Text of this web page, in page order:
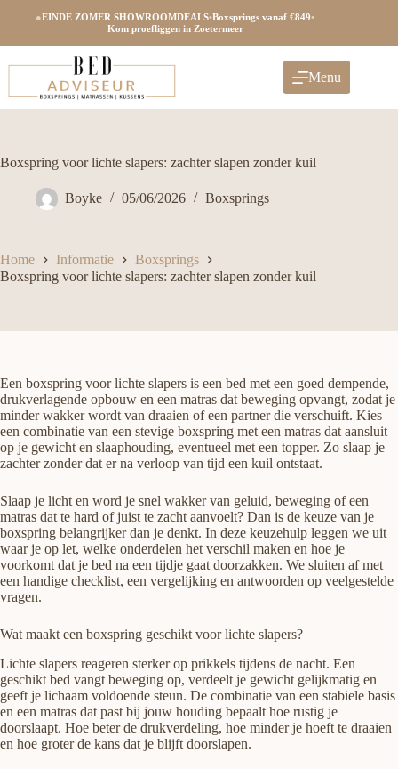
●EINDE ZOMER SHOWROOMDEALS•Boxsprings vanaf €849•
Kom proefliggen in Zoetermeer
Menu
Boxspring voor lichte slapers: zachter slapen zonder kuil
Boyke 05/06/2026 Boxsprings
Home Informatie
Boxsprings
Boxspring voor lichte slapers: zachter slapen zonder kuil
Een boxspring voor lichte slapers is een bed met een goed dempende,
drukverlagende opbouw en een matras dat beweging opvangt, zodat je
minder wakker wordt van draaien of een partner die verschuift. Kies
een combinatie van een stevige boxspring met een matras dat aansluit
op je gewicht en slaaphouding, eventueel met een topper. Zo slaap je
zachter zonder dat er na verloop van tijd een kuil ontstaat.
Slaap je licht en word je snel wakker van geluid, beweging of een
matras dat te hard of juist te zacht aanvoelt? Dan is de keuze van je
boxspring belangrijker dan je denkt. In deze keuzehulp leggen we uit
waar je op let, welke onderdelen het verschil maken en hoe je
voorkomt dat je bed na een tijdje gaat doorzakken. We sluiten af met
een handige checklist, een vergelijking en antwoorden op veelgestelde
vragen.
Wat maakt een boxspring geschikt voor lichte slapers?
Lichte slapers reageren sterker op prikkels tijdens de nacht. Een
geschikt bed vangt beweging op, verdeelt je gewicht gelijkmatig en
geeft je lichaam voldoende steun. De combinatie van een stabiele basis
en een matras dat past bij jouw houding bepaalt hoe rustig je
doorslaapt. Hoe beter de drukverdeling, hoe minder je hoeft te draaien
en hoe groter de kans dat je blijft doorslapen.